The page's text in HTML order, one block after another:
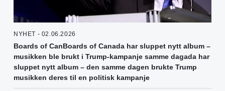
NYHET - 02.06.2026
Boards of CanBoards of Canada har sluppet nytt album –
musikken ble brukt i Trump-kampanje samme dagada har
sluppet nytt album – den samme dagen brukte Trump
musikken deres til en politisk kampanje